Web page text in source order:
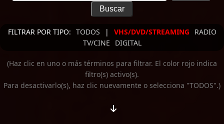
FILTRAR POR TIPO: TODOS | VHS/DVD/STREAMING
RADIO
TV/CINE
DIGITAL
(Haz clic en uno o más términos para filtrar. El color rojo indica
filtro(s) activo(s).
Para desactivarlo(s), haz clic nuevamente o selecciona "TODOS".)